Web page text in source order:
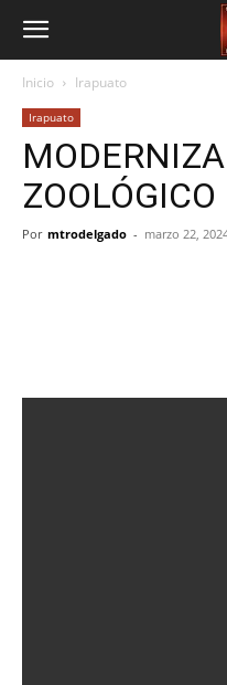
Inicio Irapuato
Irapuato
Por mtrodelgado - marzo 22,